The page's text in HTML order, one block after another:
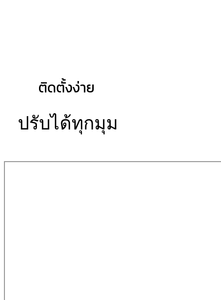
ติดตั้งง่าย
ปรับได้ทุกมุม